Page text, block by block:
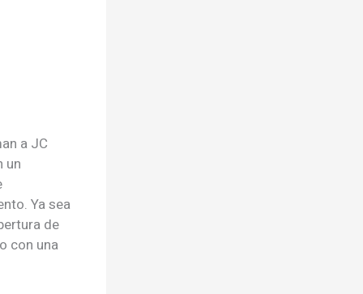
a JC
un
Ya sea
de
con una